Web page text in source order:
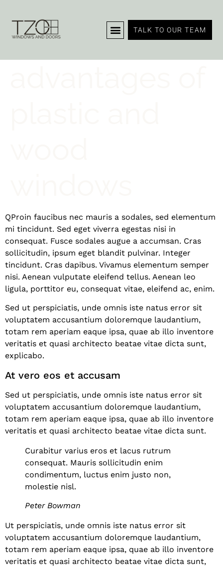
TALK TO OUR TEAM
The
QProin faucibus nec mauris a sodales, sed elementum
mi tincidunt. Sed eget viverra egestas nisi in
consequat. Fusce sodales augue a accumsan. Cras
sollicitudin, ipsum eget blandit pulvinar. Integer
tincidunt. Cras dapibus. Vivamus elementum semper
nisi. Aenean vulputate eleifend tellus. Aenean leo
ligula, porttitor eu, consequat vitae, eleifend ac, enim.
Sed ut perspiciatis, unde omnis iste natus error sit
voluptatem accusantium doloremque laudantium,
totam rem aperiam eaque ipsa, quae ab illo inventore
veritatis et quasi architecto beatae vitae dicta sunt,
explicabo.
At vero eos et accusam
Sed ut perspiciatis, unde omnis iste natus error sit
voluptatem accusantium doloremque laudantium,
totam rem aperiam eaque ipsa, quae ab illo inventore
veritatis et quasi architecto beatae vitae dicta sunt.
Curabitur varius eros et lacus rutrum
consequat. Mauris sollicitudin enim
condimentum, luctus enim justo non,
molestie nisl.
Peter Bowman
Ut perspiciatis, unde omnis iste natus error sit
voluptatem accusantium doloremque laudantium,
totam rem aperiam eaque ipsa, quae ab illo inventore
veritatis et quasi architecto beatae vitae dicta sunt,